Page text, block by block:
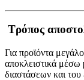
Τρόπος
Για προϊόντα
αποκλειστικά μέσω
διαστάσεων και